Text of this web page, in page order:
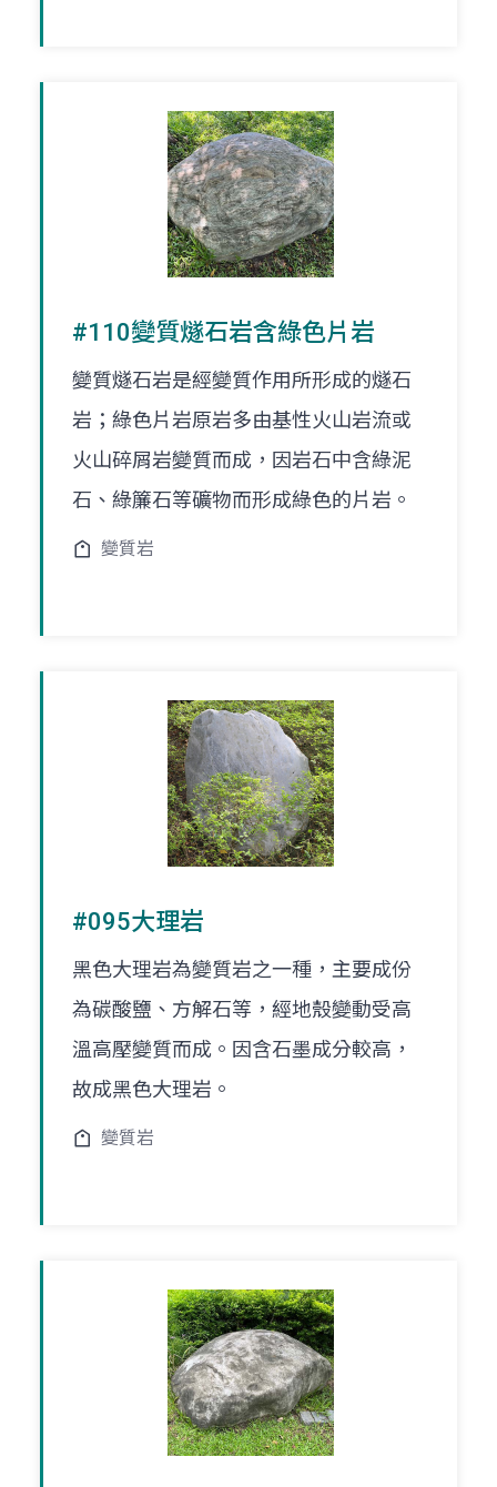
#110變質燧石岩含綠色片岩
變質燧石岩是經變質作用所形成的燧石
岩；綠色片岩原岩多由基性火山岩流或
火山碎屑岩變質而成，因岩石中含綠泥
石、綠簾石等礦物而形成綠色的片岩。
變質岩
#095大理岩
黑色大理岩為變質岩之一種，主要成份
為碳酸鹽、方解石等，經地殼變動受高
溫高壓變質而成。因含石墨成分較高，
故成黑色大理岩。
變質岩